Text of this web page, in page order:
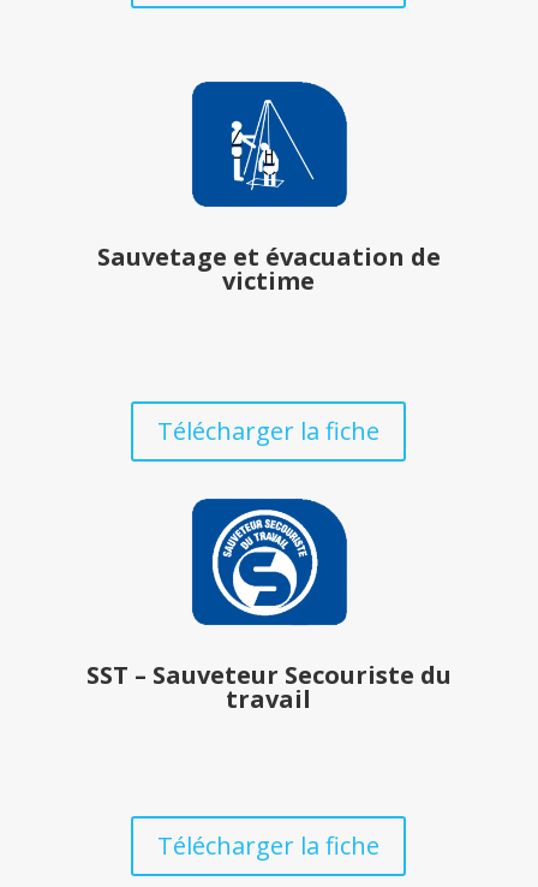
Sauvetage et évacuation de
victime
Télécharger la fiche
SST – Sauveteur Secouriste du
travail
Télécharger la fiche